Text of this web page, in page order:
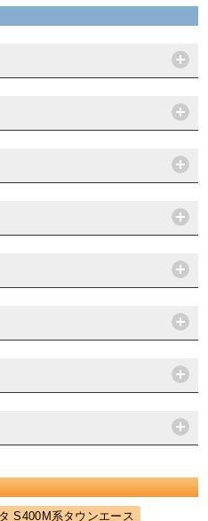
S400M系タウンエース